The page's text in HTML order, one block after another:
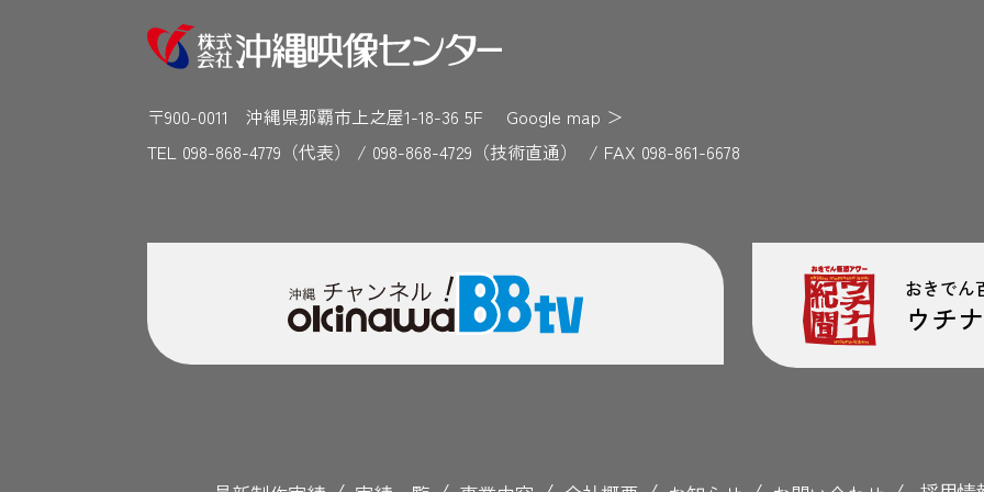
〒900-0011 沖縄県那覇市上之屋1-18-36 5F Google map ＞
TEL 098-868-4779（代表） / 098-868-4729（技術直通）
/ FAX 098-861-6678
おきでん
ウチ